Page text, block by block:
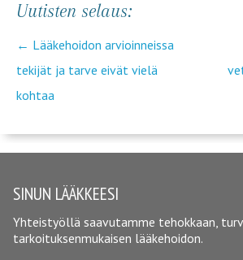
Uutisten selaus:
← Lääkehoidon arvioinneissa
tekijät ja tarve eivät vielä
kohtaa
SINUN LÄÄKKEESI
Yhteistyöllä saavutamme tehokkaan,
tarkoituksenmukaisen lääkehoidon.